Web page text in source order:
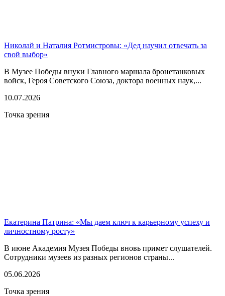
Николай и Наталия Ротмистровы: «Дед научил отвечать за
свой выбор»
В Музее Победы внуки Главного маршала бронетанковых
войск, Героя Советского Союза, доктора военных наук,...
10.07.2026
Точка зрения
Екатерина Патрина: «Мы даем ключ к карьерному успеху и
личностному росту»
В июне Академия Музея Победы вновь примет слушателей.
Сотрудники музеев из разных регионов страны...
05.06.2026
Точка зрения